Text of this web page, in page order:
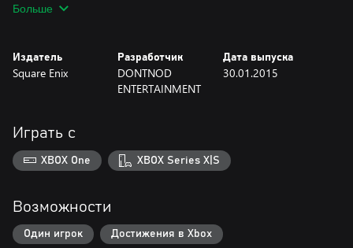
- Потрясающая графика, созданная вручную.
Больше
Издатель
Square Enix
Разработчик
DONTNOD
ENTERTAINMENT
Дата выпуска
30.01.2015
Играть с
XBOX One XBOX Series X|S
Возможности
Один игрок Достижения в Xbox